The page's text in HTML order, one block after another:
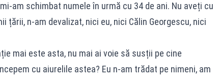
am schimbat numele în urmă cu 34 de ani. Nu aveți cu
țării, n-am devalizat, nici eu, nici Călin Georgescu, nici
mai este asta, nu mai ai voie să susții pe cine
cu aiurelile astea? Eu n-am trădat pe nimeni, am